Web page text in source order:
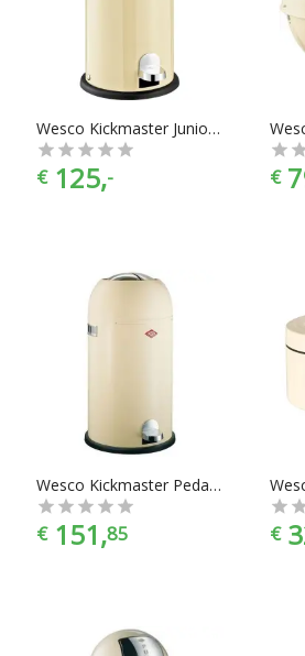
En met ook nog eens de juiste
jouw favoriete merk.
Wesco Kickmaster Junior Pedaalemmer - 15 l - Amandel
€ 125,- €
Wesco Kickmaster Pedaalemmer - 33 l - Amandel
€ 151,85 €